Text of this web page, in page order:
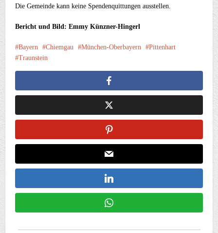
Die Gemeinde kann keine Spendenquittungen ausstellen.
Bericht und Bild: Emmy Künzner-Hingerl
Bayern Chiemgau München-Oberbayern
Pittenhart
Traunstein